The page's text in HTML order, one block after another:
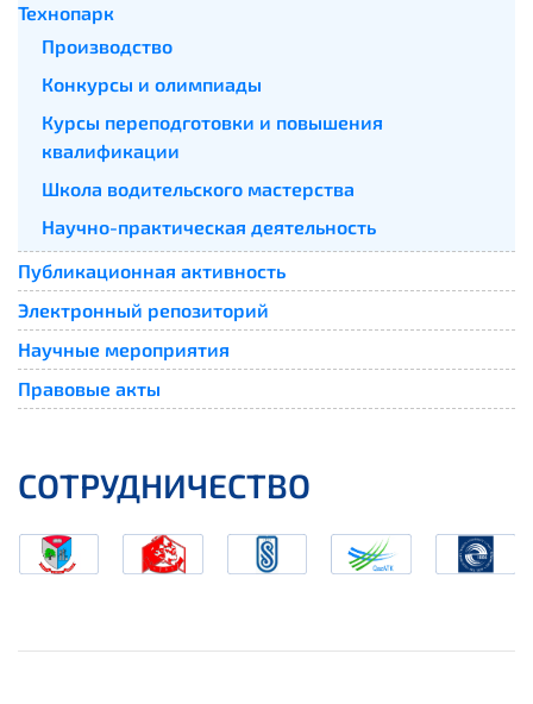
Технопарк
Производство
Конкурсы и олимпиады
Курсы переподготовки и повышения
квалификации
Школа водительского мастерства
Научно-практическая деятельность
Публикационная активность
Электронный репозиторий
Научные мероприятия
Правовые акты
СОТРУДНИЧЕСТВО